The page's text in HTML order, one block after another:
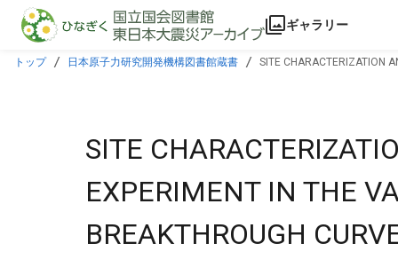
本文に飛ぶ
ギャラリー
トップ 日本原子力研究開発機構図書館蔵書
SITE CHARACTERIZATION
SITE
EXPERIMENT IN THE
BREAKTHROUGH